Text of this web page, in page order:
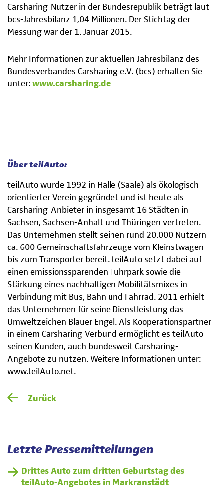
Carsharing-Nutzer in der Bundesrepublik beträgt laut
bcs-Jahresbilanz 1,04 Millionen. Der Stichtag der
Messung war der 1. Januar 2015.
Mehr Informationen zur aktuellen Jahresbilanz des
Bundesverbandes Carsharing e.V. (bcs) erhalten Sie
unter: www.carsharing.de
Über teilAuto:
teilAuto wurde 1992 in Halle (Saale) als ökologisch
orientierter Verein gegründet und ist heute als
Carsharing-Anbieter in insgesamt 16 Städten in
Sachsen, Sachsen-Anhalt und Thüringen vertreten.
Das Unternehmen stellt seinen rund 20.000 Nutzern
ca. 600 Gemeinschaftsfahrzeuge vom Kleinstwagen
bis zum Transporter bereit. teilAuto setzt dabei auf
einen emissionssparenden Fuhrpark sowie die
Stärkung eines nachhaltigen Mobilitätsmixes in
Verbindung mit Bus, Bahn und Fahrrad. 2011 erhielt
das Unternehmen für seine Dienstleistung das
Umweltzeichen Blauer Engel. Als Kooperationspartner
in einem Carsharing-Verbund ermöglicht es teilAuto
seinen Kunden, auch bundesweit Carsharing-
Angebote zu nutzen. Weitere Informationen unter:
www.teilAuto.net.
Zurück
Letzte Pressemitteilungen
Drittes Auto zum dritten Geburtstag des
teilAuto-Angebotes in Markranstädt